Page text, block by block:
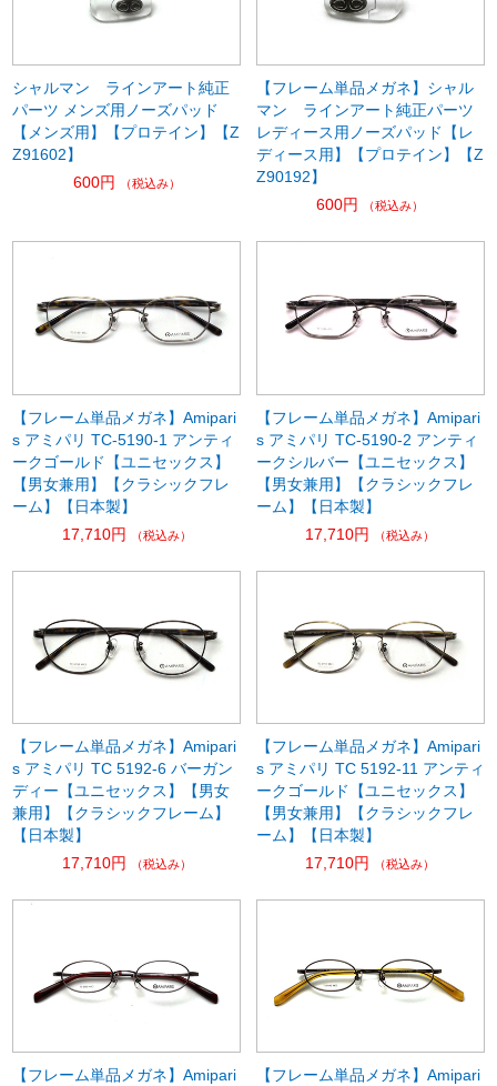
シャルマン ラインアート純正
パーツ メンズ用ノーズパッド
【メンズ用】【プロテイン】【Z
Z91602】
600円
（税込み）
【フレーム単品メガネ】シャル
マン ラインアート純正パーツ
レディース用ノーズパッド【レ
ディース用】【プロテイン】【Z
Z90192】
600円
（税込み）
【フレーム単品メガネ】Amipari
s アミパリ TC-5190-1 アンティ
ークゴールド【ユニセックス】
【男女兼用】【クラシックフレ
ーム】【日本製】
17,710円
（税込み）
【フレーム単品メガネ】Amipari
s アミパリ TC-5190-2 アンティ
ークシルバー【ユニセックス】
【男女兼用】【クラシックフレ
ーム】【日本製】
17,710円
（税込み）
【フレーム単品メガネ】Amipari
s アミパリ TC 5192-6 バーガン
ディー【ユニセックス】【男女
兼用】【クラシックフレーム】
【日本製】
17,710円
（税込み）
【フレーム単品メガネ】Amipari
s アミパリ TC 5192-11 アンティ
ークゴールド【ユニセックス】
【男女兼用】【クラシックフレ
ーム】【日本製】
17,710円
（税込み）
【フレーム単品メガネ】Amipari
【フレーム単品メガネ】Amipari